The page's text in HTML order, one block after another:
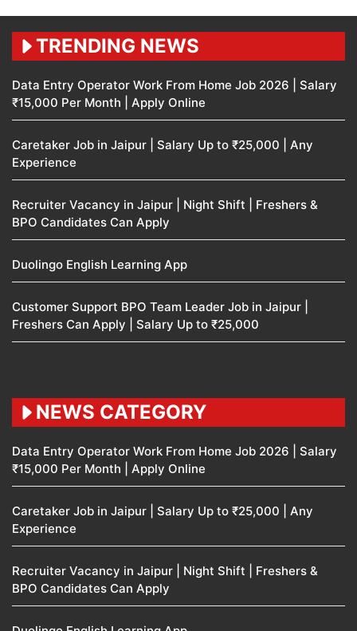
TRENDING NEWS
Data Entry Operator Work From Home Job 2026 | Salary
₹15,000 Per Month | Apply Online
Caretaker Job in Jaipur | Salary Up to ₹25,000 | Any
Experience
Recruiter Vacancy in Jaipur | Night Shift | Freshers &
BPO Candidates Can Apply
Duolingo English Learning App
Customer Support BPO Team Leader Job in Jaipur |
Freshers Can Apply | Salary Up to ₹25,000
NEWS CATEGORY
Data Entry Operator Work From Home Job 2026 | Salary
₹15,000 Per Month | Apply Online
Caretaker Job in Jaipur | Salary Up to ₹25,000 | Any
Experience
Recruiter Vacancy in Jaipur | Night Shift | Freshers &
BPO Candidates Can Apply